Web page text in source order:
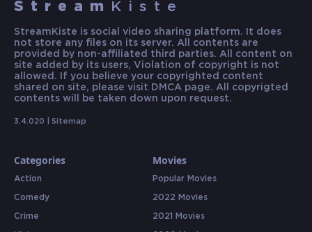
Stream Kiste
StreamKiste is social video sharing platform. It does
not store any files on its server. All contents are
provided by non-affiliated third parties. All content on
site added by its users, Violation of copyright is not
allowed. If you believe your copyrighted content
shared on site, please visit DMCA page. All copyrigted
contents will be taken down upon request.
3.4.020 | Sitemap
Categories
Action
Comedy
Crime
Movies
Popular Movies
2022 Movies
2021 Movies